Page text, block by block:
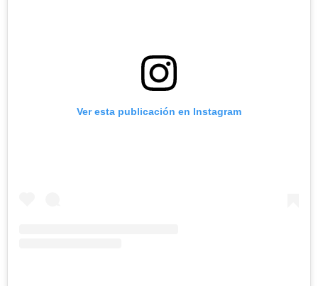
Ver esta publicación en Instagram